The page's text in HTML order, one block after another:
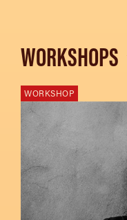
WORKSHOPS
WORKSHOP